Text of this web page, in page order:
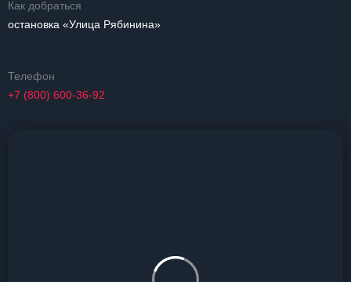
Как добраться
остановка «Улица Рябинина»
Телефон
+7 (800) 600-36-92